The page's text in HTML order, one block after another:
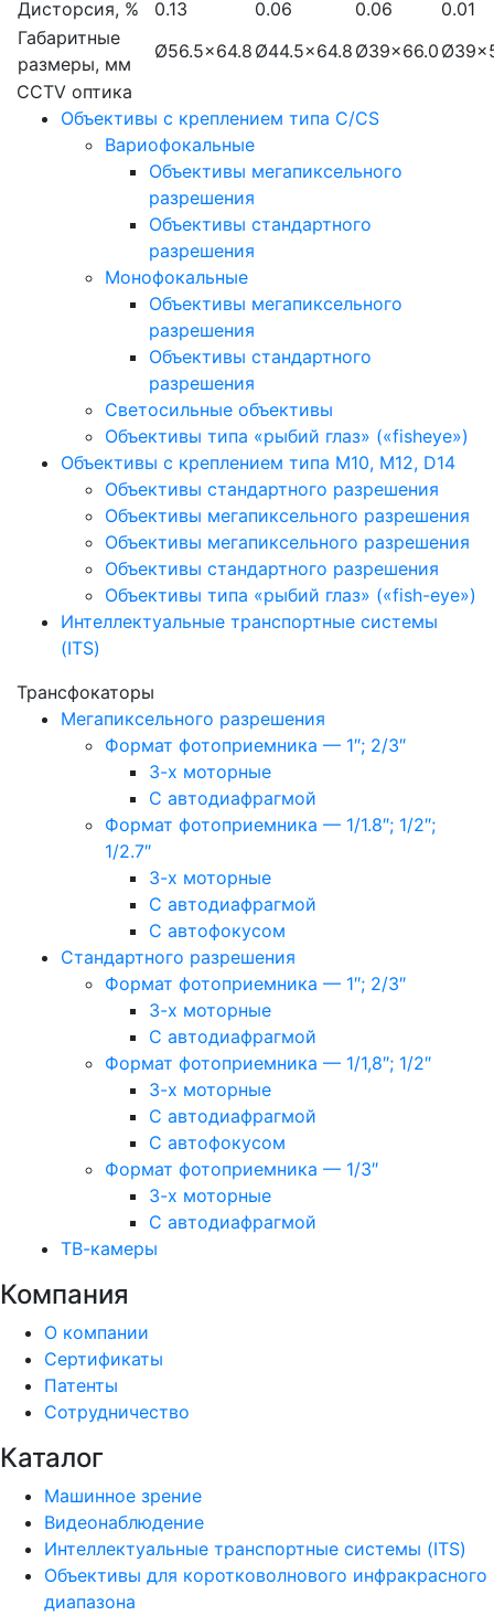
Дисторсия, % 0.13 0.06 0.06
0.01
Габаритные
размеры, мм
Ø56.5×64.8 Ø44.5×64.8 Ø39×66.0
CCTV оптика
Объективы с креплением типа C/CS
Вариофокальные
Объективы мегапиксельного
разрешения
Объективы стандартного
разрешения
Монофокальные
Объективы мегапиксельного
разрешения
Объективы стандартного
разрешения
Светосильные объективы
Объективы типа «рыбий глаз» («fisheye»)
Объективы с креплением типа M10, M12, D14
Объективы стандартного разрешения
Объективы мегапиксельного разрешения
Объективы мегапиксельного разрешения
Объективы стандартного разрешения
Объективы типа «рыбий глаз» («fish-eye»)
Интеллектуальные транспортные системы
(ITS)
Трансфокаторы
Мегапиксельного разрешения
Формат фотоприемника — 1″; 2/3″
3-х моторные
С автодиафрагмой
Формат фотоприемника — 1/1.8″; 1/2″;
1/2.7″
3-х моторные
С автодиафрагмой
С автофокусом
Стандартного разрешения
Формат фотоприемника — 1″; 2/3″
3-х моторные
С автодиафрагмой
Формат фотоприемника — 1/1,8″; 1/2″
3-х моторные
С автодиафрагмой
С автофокусом
Формат фотоприемника — 1/3″
3-х моторные
С автодиафрагмой
ТВ-камеры
Компания
О компании
Сертификаты
Патенты
Сотрудничество
Каталог
Машинное зрение
Видеонаблюдение
Интеллектуальные транспортные системы (ITS)
Объективы для коротковолнового инфракрасного
диапазона